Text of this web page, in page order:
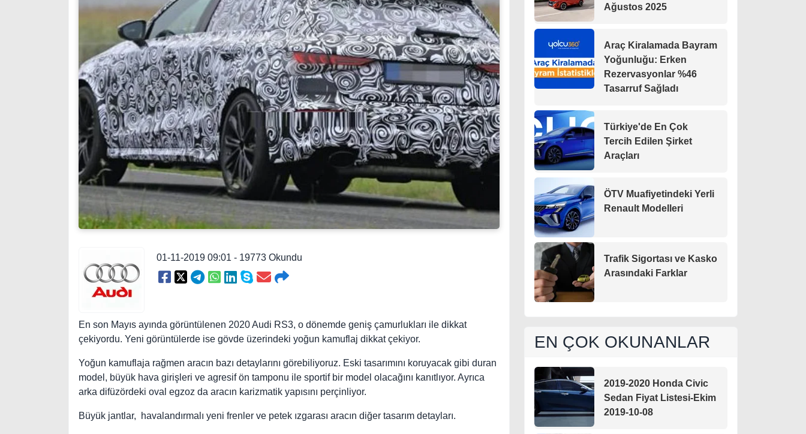
01-11-2019 09:01 - 19773 Okundu
En son Mayıs ayında görüntülenen 2020 Audi RS3, o dönemde geniş çamurlukları ile dikkat
çekiyordu. Yeni görüntülerde ise gövde üzerindeki yoğun kamuflaj dikkat çekiyor.
Yoğun kamuflaja rağmen aracın bazı detaylarını görebiliyoruz. Eski tasarımını koruyacak gibi duran
model, büyük hava girişleri ve agresif ön tamponu ile sportif bir model olacağını kanıtlıyor. Ayrıca
arka difüzördeki oval egzoz da aracın karizmatik yapısını perçinliyor.
Büyük jantlar, havalandırmalı yeni frenler ve petek ızgarası aracın diğer tasarım detayları.
Ağustos 2025
Araç Kiralamada Bayram
Yoğunluğu: Erken
Rezervasyonlar %46
Tasarruf Sağladı
Türkiye'de En Çok
Tercih Edilen Şirket
Araçları
ÖTV Muafiyetindeki Yerli
Renault Modelleri
Trafik Sigortası ve Kasko
Arasındaki Farklar
EN ÇOK OKUNANLAR
2019-2020 Honda Civic
Sedan Fiyat Listesi-Ekim
2019-10-08